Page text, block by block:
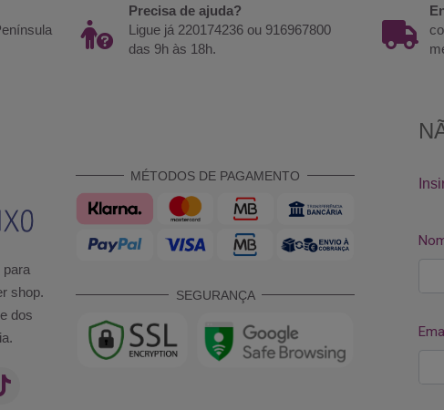
Precisa de ajuda?
Ligue já 220174236 ou 916967800
das 9h às 18h.
shop.
dos
MÉTODOS DE PAGAMENTO
SEGURANÇA